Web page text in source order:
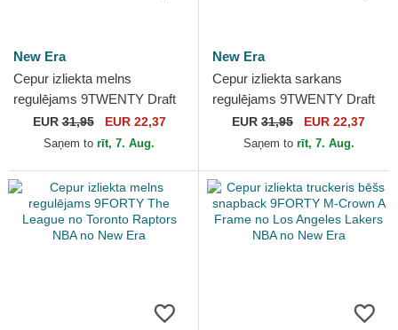
New Era
Cepur izliekta melns
regulējams 9TWENTY Draft
Edition 2023 no Portland Trail
Blazers NBA no New Era
EUR31,95 EUR 22,37
Saņem to rīt, 7. Aug.
New Era
Cepur izliekta sarkans
regulējams 9TWENTY Draft
Edition 2023 no Cleveland
Cavaliers NBA no New Era
EUR 31,95 EUR 22,37
Saņem to rīt, 7. Aug.